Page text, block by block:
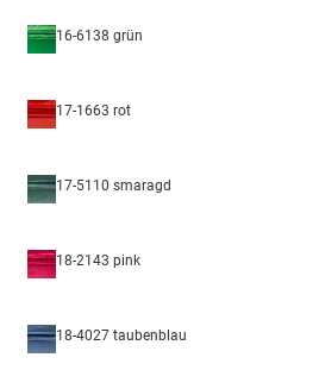
16-6138 grün
17-1663 rot
17-5110 smaragd
18-2143 pink
18-4027 taubenblau